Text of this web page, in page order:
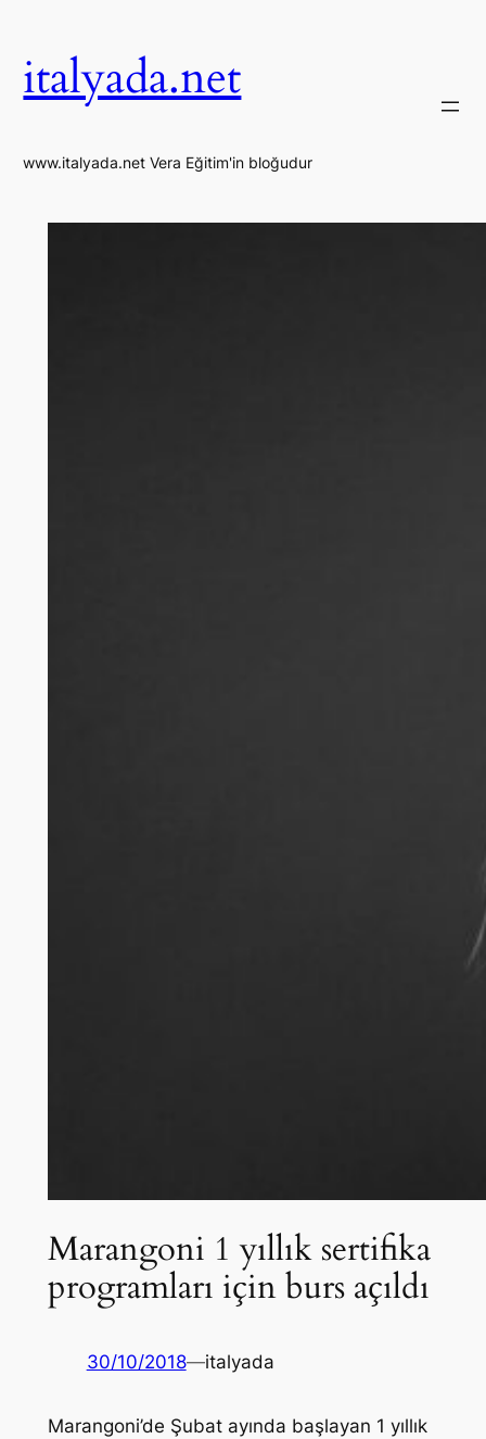
italyada.net
www.italyada.net Vera Eğitim'in bloğudur
Marangoni 1 yıllık sertifika
programları için burs açıldı
30/10/2018—italyada
Marangoni’de Şubat ayında başlayan 1 yıllık